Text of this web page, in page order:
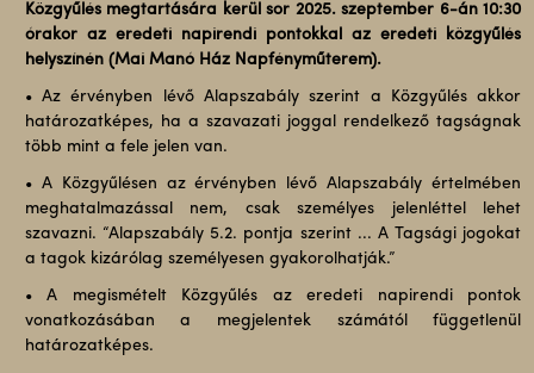
Közgyűlés megtartására kerül sor 2025. szeptember 6-án 10:30
órakor az eredeti napirendi pontokkal az eredeti közgyűlés
helyszínén (Mai Manó Ház Napfényműterem).
• Az érvényben lévő Alapszabály szerint a Közgyűlés akkor
határozatképes, ha a szavazati joggal rendelkező tagságnak
több mint a fele jelen van.
• A Közgyűlésen az érvényben lévő Alapszabály értelmében
meghatalmazással nem, csak személyes jelenléttel lehet
szavazni. “Alapszabály 5.2. pontja szerint ... A Tagsági jogokat
a tagok kizárólag személyesen gyakorolhatják.”
• A megismételt Közgyűlés az eredeti napirendi pontok
vonatkozásában a megjelentek számától függetlenül
határozatképes.